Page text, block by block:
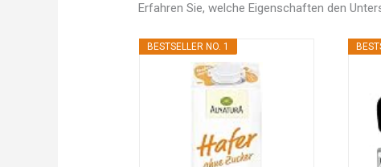
Erfahren Sie, welche Eigenschaften den
BESTSELLER NO. 1